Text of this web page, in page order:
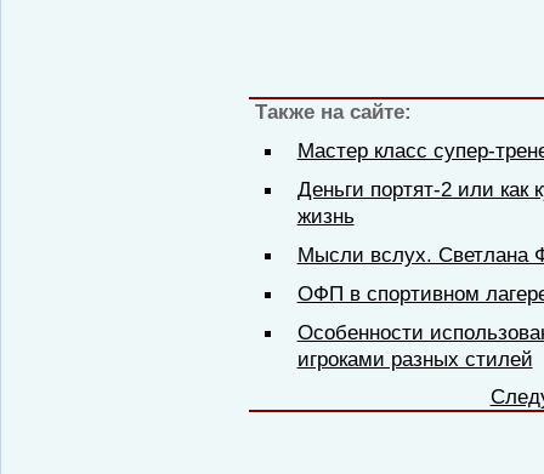
Также на сайте:
Мастер класс супер-
Деньги портят-2 или как
жизнь
Мысли вслух. Светлана
ОФП в спортивном
Особенности
игроками разных стилей